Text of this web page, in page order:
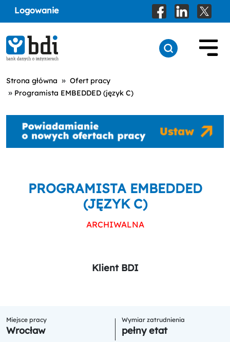
Logowanie
Strona główna » Ofert pracy
» Programista EMBEDDED (język C)
PROGRAMISTA EMBEDDED
(JĘZYK C)
ARCHIWALNA
Klient BDI
Miejsce pracy
Wrocław
Wymiar zatrudnienia
pełny etat